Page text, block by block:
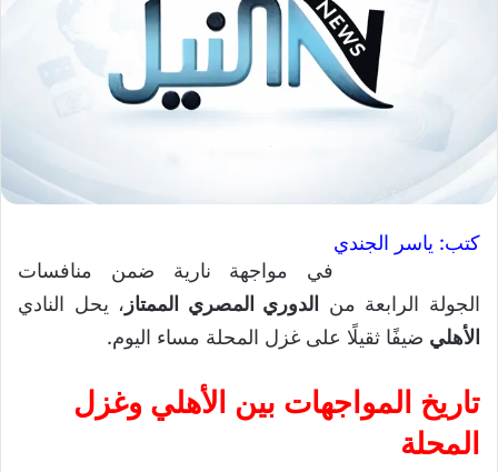
كتب: ياسر الجندي
في مواجهة نارية ضمن منافسات
الجولة الرابعة من
الدوري المصري الممتاز ، يحل النادي
الأهلي ضيفًا ثقيلًا على غزل المحلة مساء اليوم.
تاريخ المواجهات بين الأهلي وغزل
المحلة